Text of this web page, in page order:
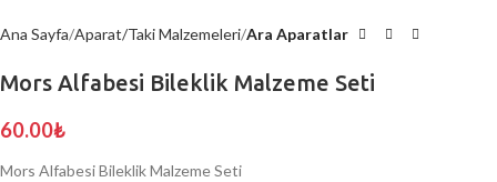
Ana Sayfa Aparat/Taki Malzemeleri Ara Aparatlar
Mors Alfabesi Bileklik Malzeme Seti
60.00₺
Mors Alfabesi Bileklik Malzeme Seti